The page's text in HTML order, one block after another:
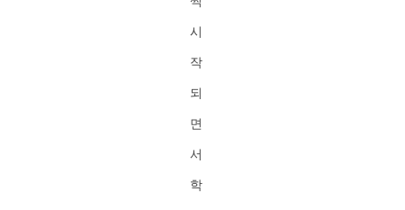
시
작
되
면
서
학